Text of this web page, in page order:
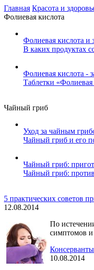
Главная Красота и
Фолиевая кислота
Фолиевая кислота и
В каких продуктах
Фолиевая кислота -
Таблетки
Чайный гриб
Уход за чайным
Чайный гриб и его
Чайный гриб:
Чайный гриб:
5 практических советов
12.08.2014
По
симптомов и
10.08.2014